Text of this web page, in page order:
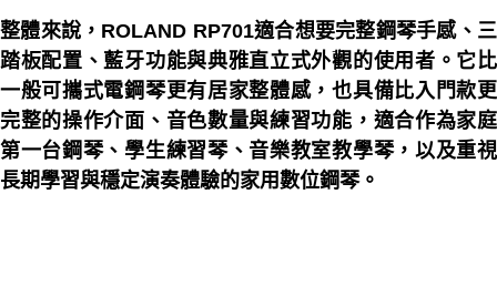
整體來說，ROLAND RP701適合想要完整鋼琴手感、三
踏板配置、藍牙功能與典雅直立式外觀的使用者。它比
一般可攜式電鋼琴更有居家整體感，也具備比入門款更
完整的操作介面、音色數量與練習功能，適合作為家庭
第一台鋼琴、學生練習琴、音樂教室教學琴，以及重視
長期學習與穩定演奏體驗的家用數位鋼琴。